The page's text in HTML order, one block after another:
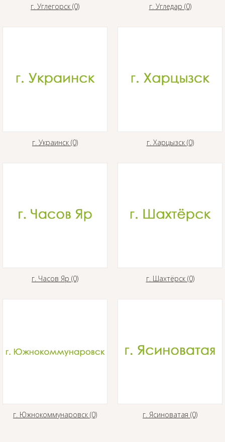
г. Углегорск (0) г. Угледар (0)
г. Украинск (0) г. Харцызск (0)
г. Часов Яр (0) г. Шахтёрск (0)
г. Южнокоммунаровск (0) г. Ясиноватая (0)